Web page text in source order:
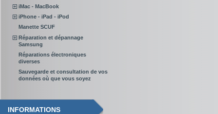
iMac - MacBook
iPhone - iPad - iPod
Manette SCUF
Réparation et dépannage
Samsung
Réparations électroniques
diverses
Sauvegarde et consultation de vos
données où que vous soyez
INFORMATIONS